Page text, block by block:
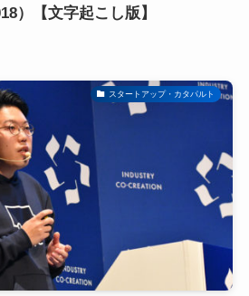
）【文字起こし版】
スタートアップ・カタパルト